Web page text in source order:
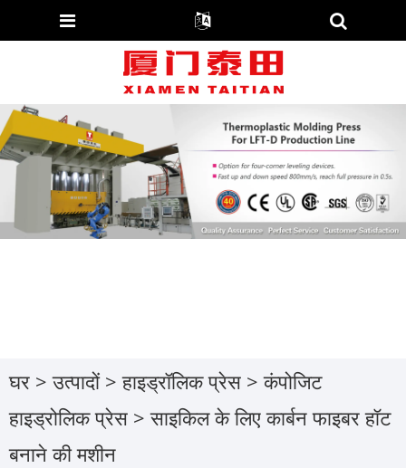
घर > उत्पादों>हाइड्रॉलिक प्रेस >कंपोजिट
हाइड्रोलिक प्रेस > साइकिल के लिए कार्बन फाइबर हॉट
बनाने की मशीन